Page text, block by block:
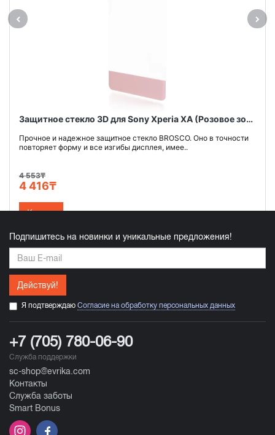
Защитное стекло 3D для Sony Xperia XA (Розовое золото)
Прочное и надежное защитное стекло BROSCO. Оно в точности
повторяет форму и все изгибы дисплея, имее..
4 553₸
4 416₸
Купить
Подпишитесь на новинки и уникальные предложения!
Действуй!
Я подтверждаю Согласие на обработку персональных данных
+7 (705) 780-06-90
Служба поддержки
sc-shop@evrika.com
Контакты
Служба заботы
Smart Bonus